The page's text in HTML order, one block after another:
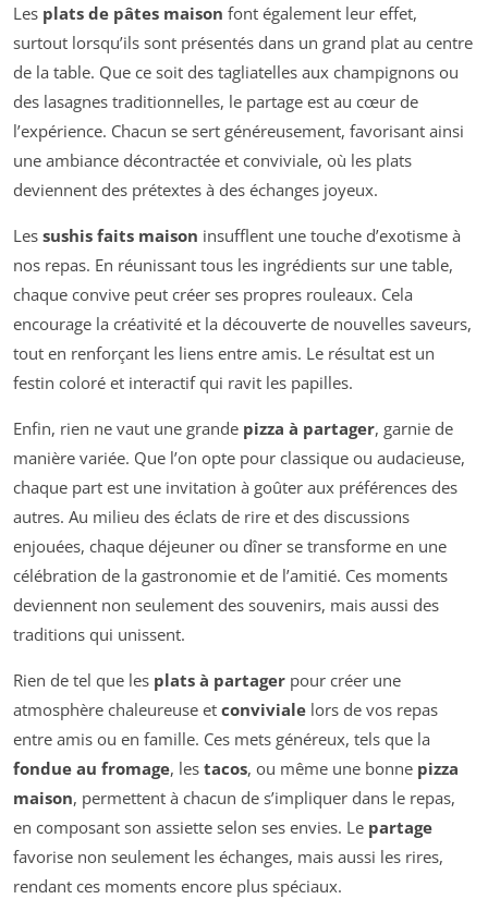
Les plats de pâtes maison font également leur effet,
surtout lorsqu’ils sont présentés dans un grand plat au centre
de la table. Que ce soit des tagliatelles aux champignons ou
des lasagnes traditionnelles, le partage est au cœur de
l’expérience. Chacun se sert généreusement, favorisant ainsi
une ambiance décontractée et conviviale, où les plats
deviennent des prétextes à des échanges joyeux.
Les sushis faits maison insufflent une touche d’exotisme à
nos repas. En réunissant tous les ingrédients sur une table,
chaque convive peut créer ses propres rouleaux. Cela
encourage la créativité et la découverte de nouvelles saveurs,
tout en renforçant les liens entre amis. Le résultat est un
festin coloré et interactif qui ravit les papilles.
Enfin, rien ne vaut une grande pizza à partager, garnie de
manière variée. Que l’on opte pour classique ou audacieuse,
chaque part est une invitation à goûter aux préférences des
autres. Au milieu des éclats de rire et des discussions
enjouées, chaque déjeuner ou dîner se transforme en une
célébration de la gastronomie et de l’amitié. Ces moments
deviennent non seulement des souvenirs, mais aussi des
traditions qui unissent.
Rien de tel que les plats à partager pour créer une
atmosphère chaleureuse et conviviale lors de vos repas
entre amis ou en famille. Ces mets généreux, tels que la
fondue au fromage, les tacos, ou même une bonne pizza
maison, permettent à chacun de s’impliquer dans le repas,
en composant son assiette selon ses envies. Le partage
favorise non seulement les échanges, mais aussi les rires,
rendant ces moments encore plus spéciaux.